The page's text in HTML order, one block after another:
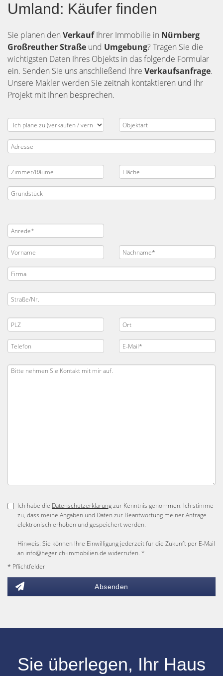
Umland: Käufer finden
Sie planen den VerkaufIhrer Immobilie in Nürnberg
Großreuther Straße und Umgebung? Tragen Sie die
wichtigsten Daten Ihres Objekts in das folgende Formular
ein. Senden Sie uns anschließend Ihre Verkaufsanfrage.
Unsere Makler werden Sie zeitnah kontaktieren und Ihr
Projekt mit Ihnen besprechen.
Ich habe die Datenschutzerklärungzur Kenntnis genommen. Ich stimme
zu, dass meine Angaben und Daten zur Beantwortung meiner Anfrage
elektronisch erhoben und gespeichert werden.
Hinweis: Sie können Ihre Einwilligung jederzeit für die Zukunft per E-Mail
an info@hegerich-immobilien.de widerrufen. *
* Pflichtfelder
Absenden
Sie überlegen, Ihr Haus